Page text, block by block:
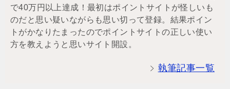
で40万円以上達成！最初はポイントサイトが怪しいも
のだと思い疑いながらも思い切って登録。結果ポイン
トがかなりたまったのでポイントサイトの正しい使い
方を教えようと思いサイト開設。
執筆記事一覧